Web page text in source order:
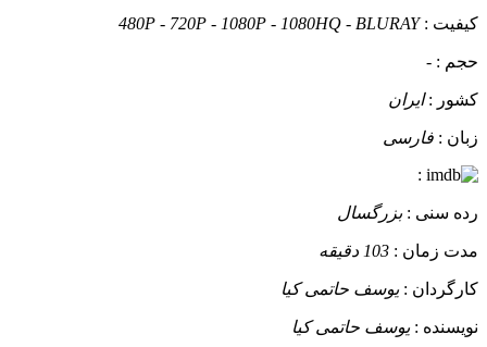
کیفیت :480P - 720P - 1080P - 1080HQ - BLURAY
حجم : -
کشور :ایران
زبان : فارسی
:
رده سنی :بزرگسال
مدت زمان : 103 دقیقه
کارگردان :یوسف حاتمی کیا
نویسنده :یوسف حاتمی کیا